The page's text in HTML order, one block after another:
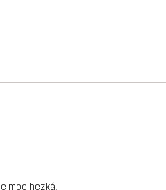
moc hezká.